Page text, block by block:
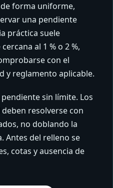
forma uniforme,
una pendiente
práctica suele
al 1 % o 2 %,
con el
y reglamento aplicable.
sin límite. Los
resolverse con
no doblando la
Antes del relleno se
cotas y ausencia de